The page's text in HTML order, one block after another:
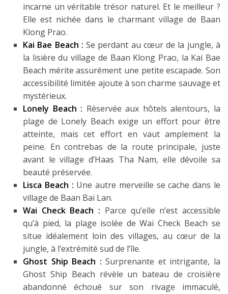
incarne un véritable trésor naturel. Et le meilleur ?
Elle est nichée dans le charmant village de Baan
Klong Prao.
Kai Bae Beach : Se perdant au cœur de la jungle, à
la lisière du village de Baan Klong Prao, la Kai Bae
Beach mérite assurément une petite escapade. Son
accessibilité limitée ajoute à son charme sauvage et
mystérieux.
Lonely Beach : Réservée aux hôtels alentours, la
plage de Lonely Beach exige un effort pour être
atteinte, mais cet effort en vaut amplement la
peine. En contrebas de la route principale, juste
avant le village d’Haas Tha Nam, elle dévoile sa
beauté préservée.
Lisca Beach : Une autre merveille se cache dans le
village de Baan Bai Lan.
Wai Check Beach : Parce qu’elle n’est accessible
qu’à pied, la plage isolée de Wai Check Beach se
situe idéalement loin des villages, au cœur de la
jungle, à l’extrémité sud de l’île.
Ghost Ship Beach : Surprenante et intrigante, la
Ghost Ship Beach révèle un bateau de croisière
abandonné échoué sur son rivage immaculé,